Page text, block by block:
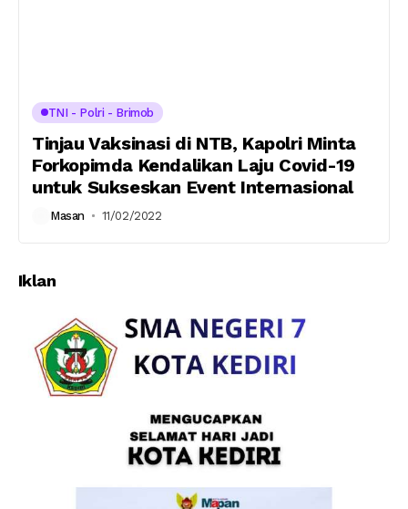
TNI - Polri - Brimob
Tinjau Vaksinasi di NTB, Kapolri Minta
Forkopimda Kendalikan Laju Covid-19
untuk Sukseskan Event Internasional
Masan 11/02/2022
Iklan